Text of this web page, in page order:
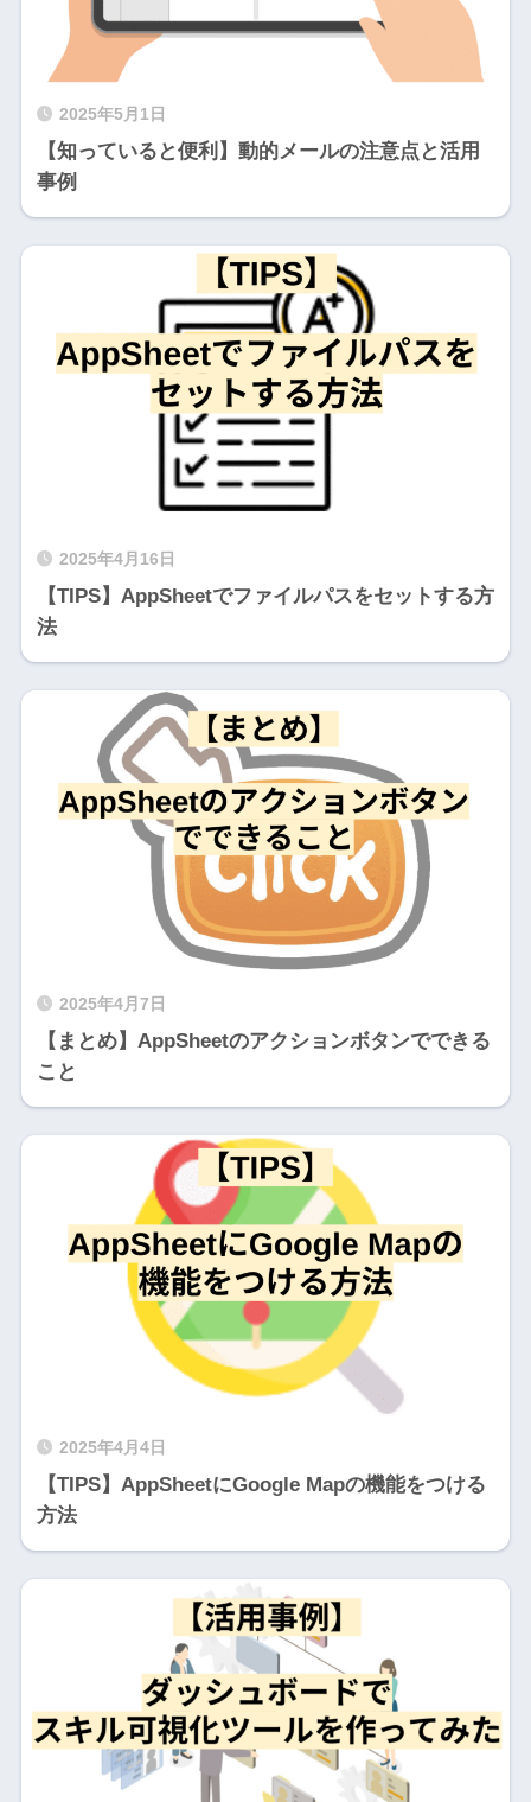
2025年5月1日
【知っていると便利】動的メールの注意点と活用
事例
2025年4月16日
【TIPS】AppSheetでファイルパスをセットする方
法
2025年4月7日
【まとめ】AppSheetのアクションボタンでできる
こと
2025年4月4日
【TIPS】AppSheetにGoogle Mapの機能をつける
方法